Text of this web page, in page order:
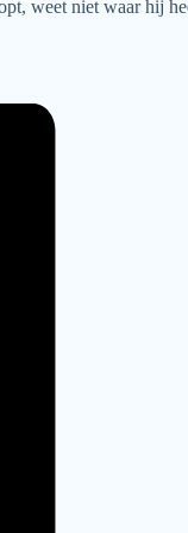
weet niet waar hij